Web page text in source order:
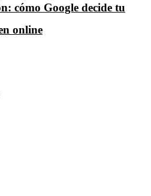
cómo Google decide tu
online